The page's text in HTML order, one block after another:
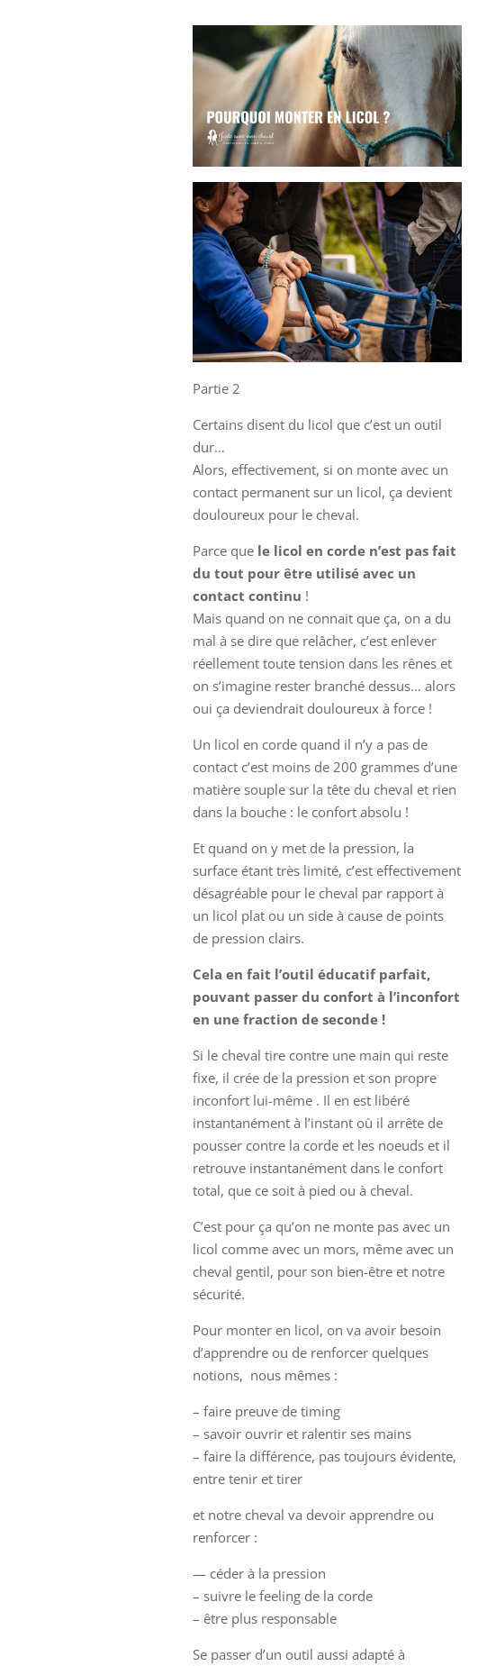
Partie 2
Certains disent du licol que c’est un outil
dur…
Alors, effectivement, si on monte avec un
contact permanent sur un licol, ça devient
douloureux pour le cheval.
Parce que le licol en corde n’est pas fait
du tout pour être utilisé avec un
contact continu !
Mais quand on ne connait que ça, on a du
mal à se dire que relâcher, c’est enlever
réellement toute tension dans les rênes et
on s’imagine rester branché dessus… alors
oui ça deviendrait douloureux à force !
Un licol en corde quand il n’y a pas de
contact c’est moins de 200 grammes d’une
matière souple sur la tête du cheval et rien
dans la bouche : le confort absolu !
Et quand on y met de la pression, la
surface étant très limité, c’est effectivement
désagréable pour le cheval par rapport à
un licol plat ou un side à cause de points
de pression clairs.
Cela en fait l’outil éducatif parfait,
pouvant passer du confort à l’inconfort
en une fraction de seconde !
Si le cheval tire contre une main qui reste
fixe, il crée de la pression et son propre
inconfort lui-même . Il en est libéré
instantanément à l’instant où il arrête de
pousser contre la corde et les noeuds et il
retrouve instantanément dans le confort
total, que ce soit à pied ou à cheval.
C’est pour ça qu’on ne monte pas avec un
licol comme avec un mors, même avec un
cheval gentil, pour son bien-être et notre
sécurité.
Pour monter en licol, on va avoir besoin
d’apprendre ou de renforcer quelques
notions, nous mêmes :
– faire preuve de timing
– savoir ouvrir et ralentir ses mains
– faire la différence, pas toujours évidente,
entre tenir et tirer
et notre cheval va devoir apprendre ou
renforcer :
— céder à la pression
– suivre le feeling de la corde
– être plus responsable
Se passer d’un outil aussi adapté à